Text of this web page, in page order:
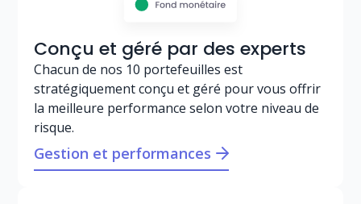
Conçu et géré par des experts
Chacun de nos 10 portefeuilles est
stratégiquement conçu et géré pour vous offrir
la meilleure performance selon votre niveau de
risque.
Gestion et performances